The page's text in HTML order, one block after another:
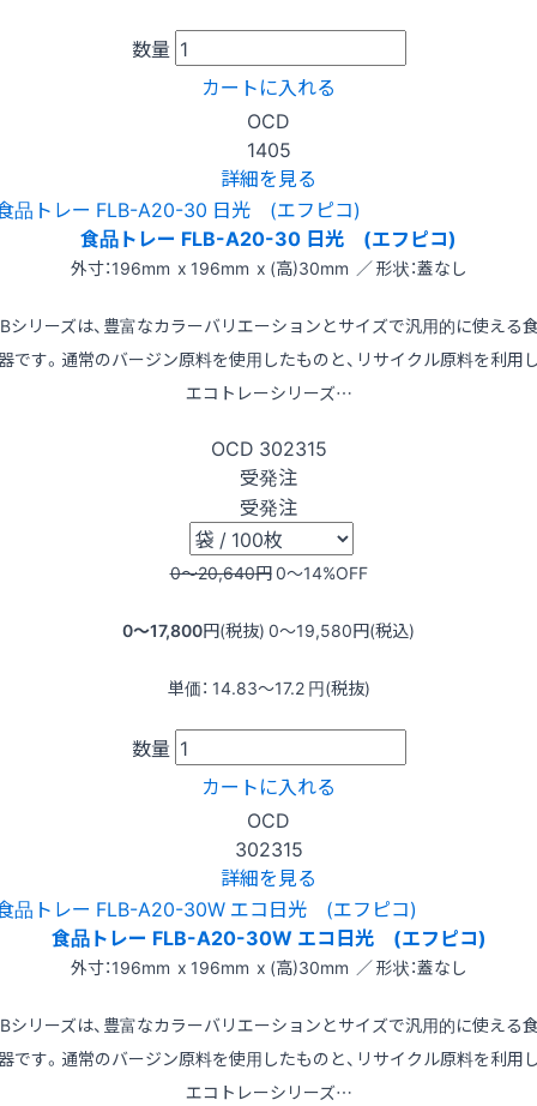
数量
カートに入れる
OCD
1405
詳細を見る
食品トレー FLB-A20-30 日光 (エフピコ)
外寸：196mm x 196mm x (高)30mm ／ 形状：蓋なし
シリーズは、豊富なカラーバリエーションとサイズで汎用的に使える
です。通常のバージン原料を使用したものと、リサイクル原料を利用
エコトレーシリーズ…
OCD 302315
受発注
受発注
0〜20,640円0〜14%OFF
0〜17,800円(税抜) 0〜19,580円(税込)
単価： 14.83〜17.2 円(税抜)
数量
カートに入れる
OCD
302315
詳細を見る
食品トレー FLB-A20-30W エコ日光 (エフピコ)
外寸：196mm x 196mm x (高)30mm ／ 形状：蓋なし
シリーズは、豊富なカラーバリエーションとサイズで汎用的に使える
です。通常のバージン原料を使用したものと、リサイクル原料を利用
エコトレーシリーズ…